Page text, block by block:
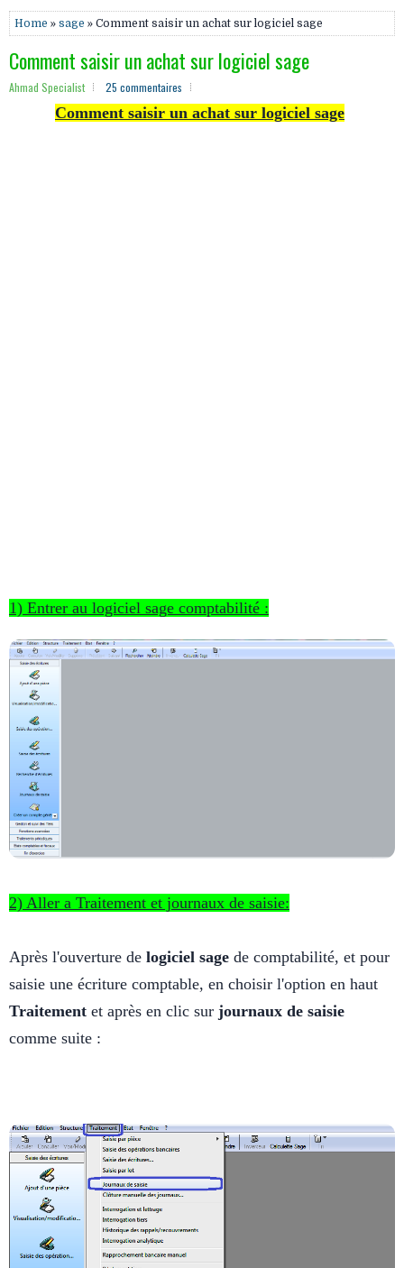
Home » sage » Comment saisir un achat sur logiciel sage
Comment saisir un achat sur logiciel sage
Ahmad Specialist 25 commentaires
Comment saisir un achat sur logiciel sage
1) Entrer au logiciel sage comptabilité :
2) Aller a Traitement et journaux de saisie:
Après l'ouverture de logiciel sage de comptabilité, et pour
saisie une écriture comptable, en choisir l'option en haut
Traitement et après en clic sur journaux de saisie
comme suite :